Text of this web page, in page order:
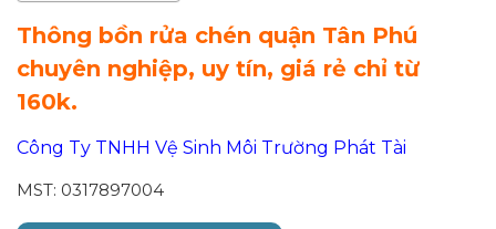
Thông bồn rửa chén quận Tân Phú
chuyên nghiệp, uy tín, giá rẻ chỉ từ
160k.
Công Ty TNHH Vệ Sinh Môi Trường Phát Tài
MST: 0317897004